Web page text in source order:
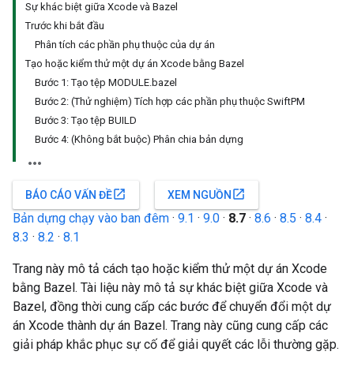
Sự khác biệt giữa Xcode và Bazel
Trước khi bắt đầu
Phân tích các phần phụ thuộc của dự án
Tạo hoặc kiểm thử một dự án Xcode bằng Bazel
Bước 1: Tạo tệp MODULE.bazel
Bước 2: (Thử nghiệm) Tích hợp các phần phụ thuộc SwiftPM
Bước 3: Tạo tệp BUILD
Bước 4: (Không bắt buộc) Phân chia bản dựng
BÁO CÁO VẤN ĐỀopen_in_new XEM NGUỒN open_in_new
Bản dựng chạy vào ban đêm · 9.1 · 9.0 · 8.7 · 8.6 · 8.5 · 8.4 ·
8.3 · 8.2 · 8.1
Trang này mô tả cách tạo hoặc kiểm thử một dự án Xcode
bằng Bazel. Tài liệu này mô tả sự khác biệt giữa Xcode và
Bazel, đồng thời cung cấp các bước để chuyển đổi một dự
án Xcode thành dự án Bazel. Trang này cũng cung cấp các
giải pháp khắc phục sự cố để giải quyết các lỗi thường gặp.